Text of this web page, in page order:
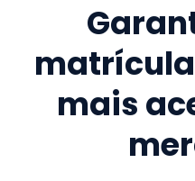
mais